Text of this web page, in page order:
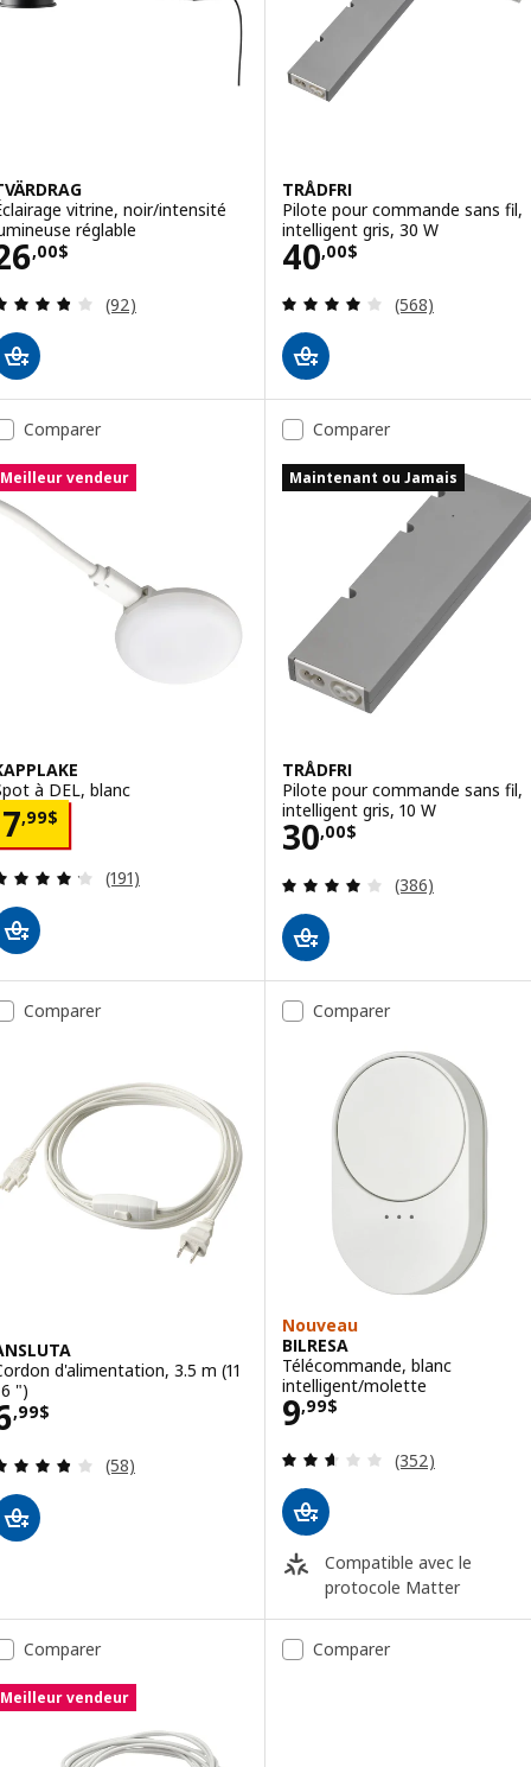
vitrine, noir/intensité
réglable
,00$
26,00$
Examen: 3.8 sur des 5 Étoiles. Total des
(92)
TRÅDFRI
Pilote pour commande sans fil,
intelligent gris, 30 W
40,00$
Prix 40,00$
Examen: 4 sur
(568)
Comparer
Meilleur vendeur
à DEL, blanc
7,99$7,99$
Examen: 4.2 sur des 5 Étoiles. Total des
(191)
Comparer
Maintenant ou Jamais
TRÅDFRI
Pilote pour commande sans fil,
intelligent gris, 10 W
30,00$
Prix 30,00$
Examen: 4 sur
(386)
Comparer
d'alimentation, 3.5 m (11
")
,99$6,99$
Examen: 3.8 sur des 5 Étoiles. Total des
(58)
Comparer
Nouveau
BILRESA
Télécommande, blanc
intelligent/molette
9,99$
Prix 9,99$
Examen: 2.6
(352)
Compatible avec le
protocole Matter
Comparer
Meilleur vendeur
Comparer